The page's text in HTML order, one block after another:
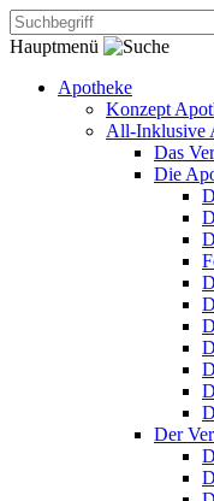
Hauptmenü
Apotheke
Konzept
All-Inklusive
Das
Die
Der